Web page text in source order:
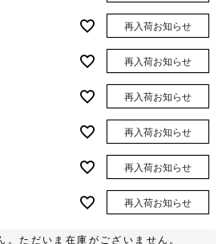
再入荷お知らせ
再入荷お知らせ
再入荷お知らせ
再入荷お知らせ
再入荷お知らせ
再入荷お知らせ
。ただいま在庫がございません。